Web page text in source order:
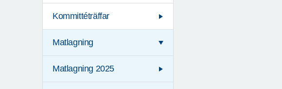
Kommittéträffar
Matlagning
Matlagning 2025